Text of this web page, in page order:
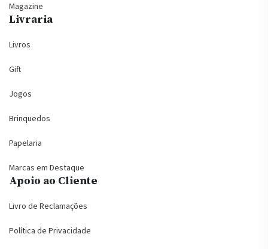
Magazine
Livraria
Livros
Gift
Jogos
Brinquedos
Papelaria
Marcas em Destaque
Apoio ao Cliente
Livro de Reclamações
Política de Privacidade